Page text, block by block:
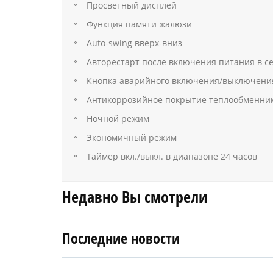
Просветный дисплей
Функция памяти жалюзи
Auto-swing вверх-вниз
Авторестарт после включения питания в
Кнопка аварийного включения/
Антикоррозийное покрытие
Ночной режим
Экономичный режим
Таймер вкл./выкл. в диапазоне 24 часов
Недавно Вы смотрели
Последние новости